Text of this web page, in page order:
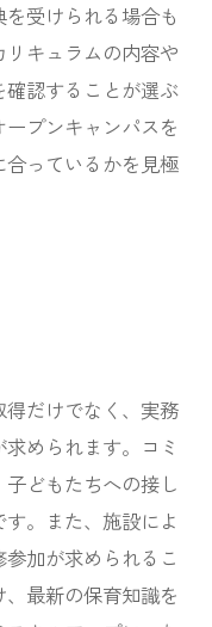
受けられる場合も
キュラムの内容や
認することが選ぶ
プンキャンパスを
っているかを見極
だけでなく、実務
められます。コミ
どもたちへの接し
。また、施設によ
加が求められるこ
最新の保育知識を